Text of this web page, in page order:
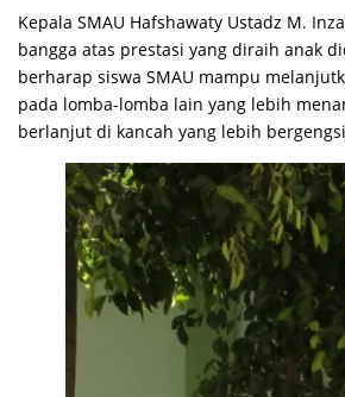
Kepala SMAU Hafshawaty Ustadz M.
bangga atas prestasi yang diraih anak
berharap siswa SMAU mampu
pada lomba-lomba lain yang lebih
berlanjut di kancah yang lebih